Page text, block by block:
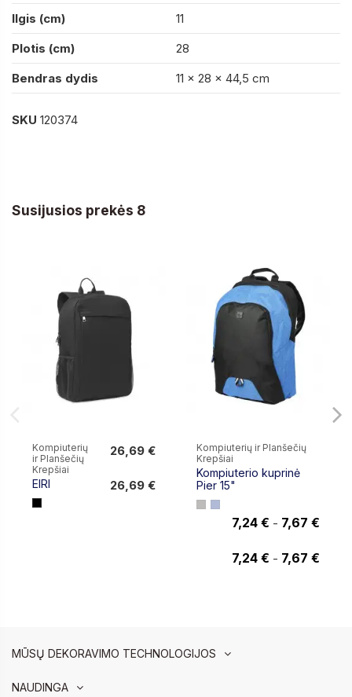
Ilgis (cm)
11
Plotis (cm)
28
Bendras dydis
11 x 28 x 44,5 cm
SKU 120374
Susijusios prekės 8
Kompiuterių
ir Planšečių
Krepšiai
EIRI
26,69 €
26,69 €
Kompiuterių ir Planšečių
Krepšiai
Kompiuterio kuprinė
Pier 15"
7,24 € - 7,67 €
7,24 € - 7,67 €
MŪSŲ DEKORAVIMO TECHNOLOGIJOS
NAUDINGA